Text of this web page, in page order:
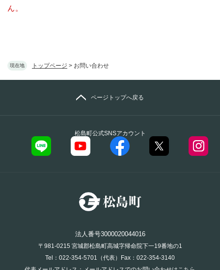
現在地 トップページ > お問い合わせ
ん。
松島町公式SNSアカウント
ページトップへ戻る
法人番号3000020044016
〒981-0215 宮城郡松島町高城字帰命院下一19番地の1
Tel：022-354-5701（代表）Fax：022-354-3140